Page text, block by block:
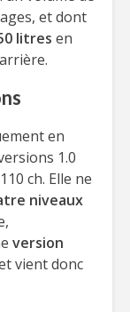
et dont
litres en
en
1.0
ch. Elle ne
niveaux
version
vient donc